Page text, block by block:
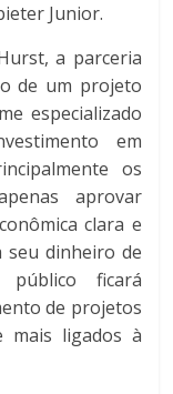
Junior.
a parceria
de um projeto
especializado
em
os
aprovar
clara e
dinheiro de
ficará
de projetos
mais ligados à